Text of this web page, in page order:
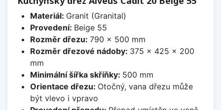
Materiál: Granit (Granital)
Provedení: Beige 55
Rozměr dřezu: 790 x 500 mm
Rozměr dřezové nádoby: 375 x 425 x 200
mm
Minimální šířka skříňky: 500 mm
Orientace dřezu: Otočný, vana dřezu může
být vlevo i vpravo